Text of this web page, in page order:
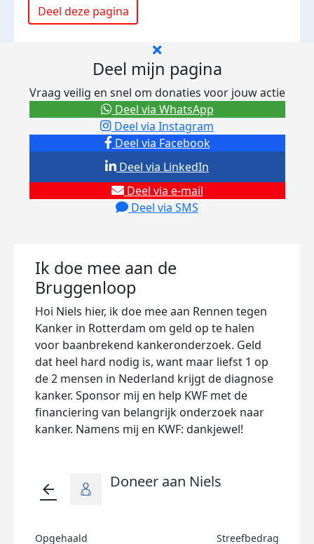
Deel deze pagina
Deel mijn pagina
Vraag veilig en snel om donaties voor jouw actie
Deel via Facebook
Deel via Instagram
Deel via e-mail
Deel via SMS
Deel via LinkedIn
Deel via WhatsApp
Ik doe mee aan de
Bruggenloop
Hoi Niels hier, ik doe mee aan Rennen tegen
Kanker in Rotterdam om geld op te halen
voor baanbrekend kankeronderzoek. Geld
dat heel hard nodig is, want maar liefst 1 op
de 2 mensen in Nederland krijgt de diagnose
kanker. Sponsor mij en help KWF met de
financiering van belangrijk onderzoek naar
kanker. Namens mij en KWF: dankjewel!
arrow_back Doneer aan Niels
Opgehaald Streefbedrag